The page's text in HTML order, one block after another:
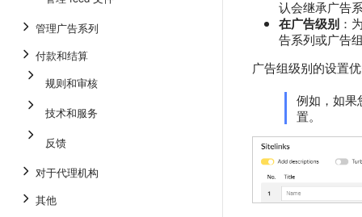
管理广告系列
付款和结算
规则和审核
技术和服务
反馈
对于代理机构
其他
认会继承广告
在广告级别 ：
告系列或广告
广告组级别的设置
例如，如果
置。